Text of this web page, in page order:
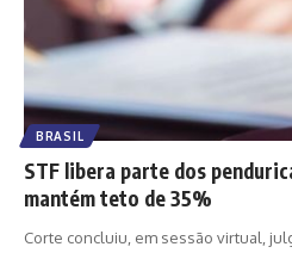
BRASIL
STF libera parte dos
mantém teto de 35%
Corte concluiu, em sessão virtual,